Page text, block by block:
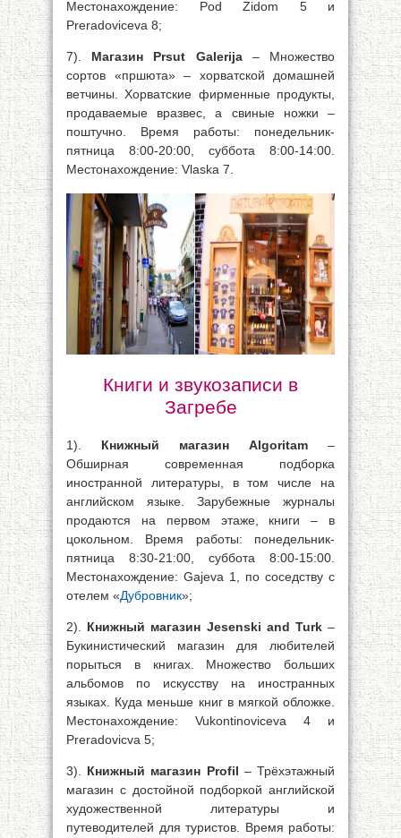
Местонахождение: Pod Zidom 5 и
Preradoviceva 8;
7). Магазин Prsut Galerija– Множество
сортов «пршюта» – хорватской домашней
ветчины. Хорватские фирменные продукты,
продаваемые вразвес, а свиные ножки –
поштучно. Время работы: понедельник-
пятница 8:00-20:00, суббота 8:00-14:00.
Местонахождение: Vlaska 7.
Книги и звукозаписи в
Загребе
1). Книжный магазин Algoritam –
Обширная современная подборка
иностранной литературы, в том числе на
английском языке. Зарубежные журналы
продаются на первом этаже, книги – в
цокольном. Время работы: понедельник-
пятница 8:30-21:00, суббота 8:00-15:00.
Местонахождение: Gajeva 1, по соседству с
отелем «Дубровник»;
2). Книжный магазин Jesenski and Turk–
Букинистический магазин для любителей
порыться в книгах. Множество больших
альбомов по искусству на иностранных
языках. Куда меньше книг в мягкой обложке.
Местонахождение: Vukontinoviceva 4 и
Preradovicva 5;
3). Книжный магазин Profil – Трёхэтажный
магазин с достойной подборкой английской
художественной литературы и
путеводителей для туристов. Время работы: